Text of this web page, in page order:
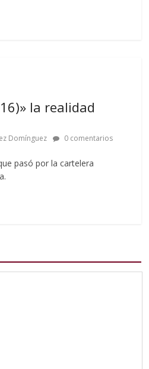
la realidad
Domínguez 0 comentarios
pasó por la cartelera